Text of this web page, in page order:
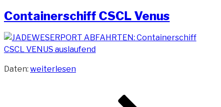
Containerschiff CSCL Venus
Daten: „Containerschiff
weiterlesen
Beitragsnavigation